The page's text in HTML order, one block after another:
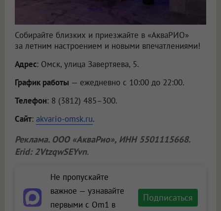
Собирайте близких и приезжайте в «АкваРИО»
за летним настроением и новыми впечатлениями!
Адрес: Омск, улица Завертяева, 5.
График работы — ежедневно с 10:00 до 22:00.
Телефон: 8 (3812) 485–300.
Сайт: akvario-omsk.ru.
Реклама. ООО «АкваРио», ИНН 5501115668.
Erid: 2VtzqwSEYvn.
Не пропускайте
важное — узнавайте
первыми с Om1 в
Подписаться